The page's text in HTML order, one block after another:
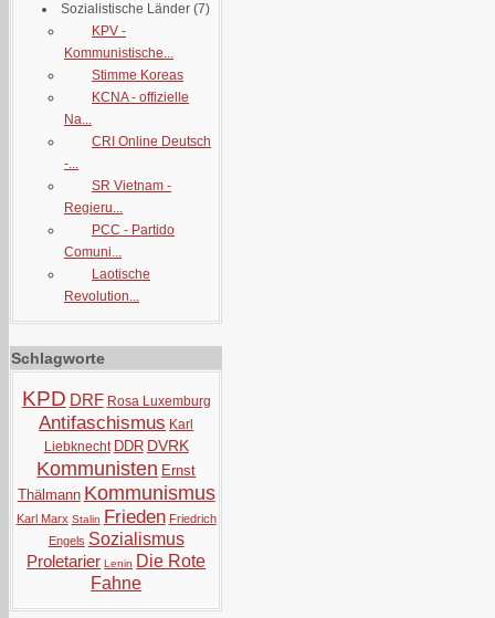
Sozialistische Länder (7)
KPV -
Kommunistische...
Stimme Koreas
KCNA - offizielle
Na...
CRI Online Deutsch
-...
SR Vietnam -
Regieru...
PCC - Partido
Comuni...
Laotische
Revolution...
Schlagworte
KPD DRF Rosa Luxemburg
Antifaschismus Karl
Liebknecht DDR DVRK
Kommunisten Ernst
Thälmann Kommunismus
Karl Marx Stalin Frieden Friedrich
Engels Sozialismus
Proletarier Lenin Die Rote
Fahne